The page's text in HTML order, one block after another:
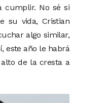
cumplir. No sé si
su vida, Cristian
algo similar,
este año le habrá
de la cresta a